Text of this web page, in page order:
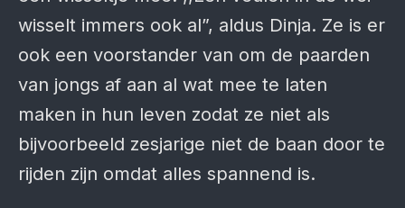
wisselt immers ook al”, aldus Dinja. Ze is er
ook een voorstander van om de paarden
van jongs af aan al wat mee te laten
maken in hun leven zodat ze niet als
bijvoorbeeld zesjarige niet de baan door te
rijden zijn omdat alles spannend is.